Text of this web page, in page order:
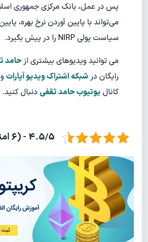
پس در عمل، بانک مرکزی جمهوری
می‌تواند با پایین آوردن نرخ بهره،
سیاست پولی NIRP را در پیش بگیرد.
می توانید ویدیوهای بیشتری ازحامد
رایگان در شبکه اشتراک ویدیو آپارات
کانال یوتیوب حامد ثقفی دنبال کنید.
4.5/5 - (6 امتیاز)